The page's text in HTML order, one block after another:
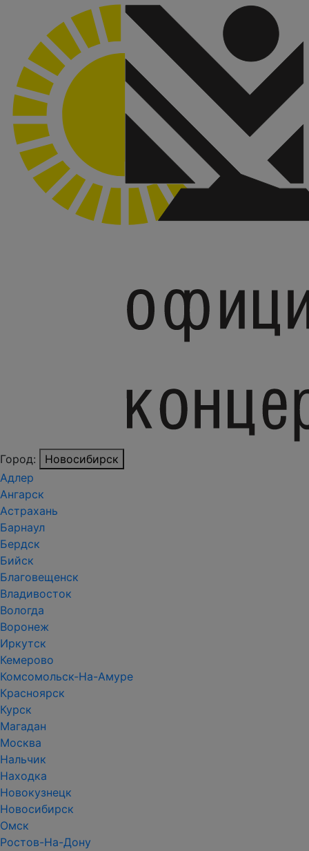
Город:
Новосибирск
Адлер
Ангарск
Астрахань
Барнаул
Бердск
Бийск
Благовещенск
Владивосток
Вологда
Воронеж
Иркутск
Кемерово
Комсомольск-На-Амуре
Красноярск
Курск
Магадан
Москва
Нальчик
Находка
Новокузнецк
Новосибирск
Омск
Ростов-На-Дону